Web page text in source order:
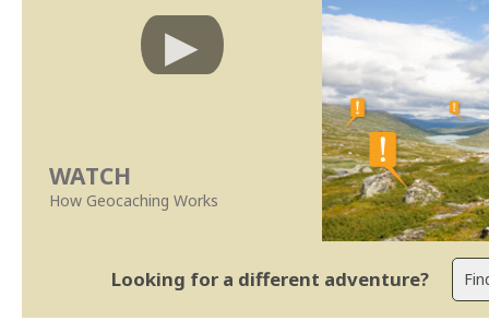
WATCH
How Geocaching Works
Looking for a different adventure?